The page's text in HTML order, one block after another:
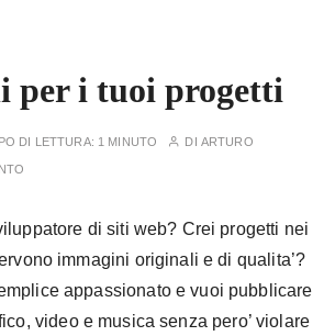
per i tuoi progetti
DI LETTURA: 1 MINUTO DI ARTURO
di siti web? Crei progetti nei
immagini originali e di qualita’?
appassionato e vuoi pubblicare
video e musica senza pero’ violare